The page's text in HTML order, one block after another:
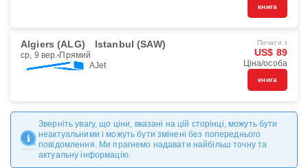
книга
Algiers (ALG) Istanbul (SAW)
ср, 9 вер. Прямий
AJet
Почати з
US$ 89
Ціна/особа
книга
Зверніть увагу, що ціни, вказані на цій сторінці, можуть бути
неактуальними і можуть бути змінені без попереднього
повідомлення. Ми прагнемо надавати найбільш точну та
актуальну інформацію.